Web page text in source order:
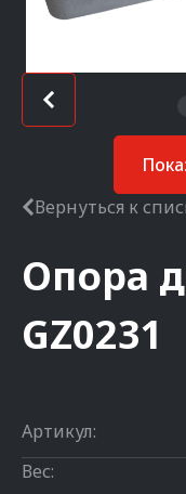
Вернуться к
Опора
GZ0231
Артикул:
Вес: